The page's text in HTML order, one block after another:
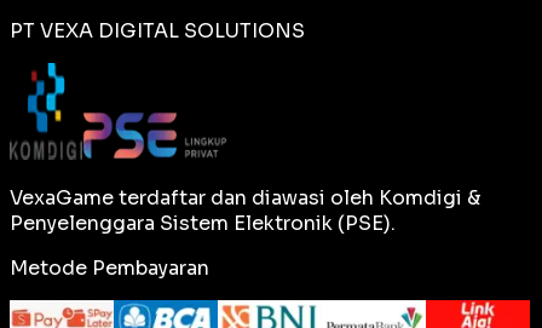
PT VEXA DIGITAL SOLUTIONS
VexaGame terdaftar dan diawasi oleh Komdigi &
Penyelenggara Sistem Elektronik (PSE).
Metode Pembayaran